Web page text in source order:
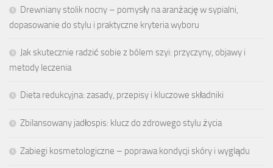
Drewniany stolik nocny – pomysły na aranżację w sypialni,
dopasowanie do stylu i praktyczne kryteria wyboru
Jak skutecznie radzić sobie z bólem szyi: przyczyny, objawy i
metody leczenia
Dieta redukcyjna: zasady, przepisy i kluczowe składniki
Zbilansowany jadłospis: klucz do zdrowego stylu życia
Zabiegi kosmetologiczne – poprawa kondycji skóry i wyglądu